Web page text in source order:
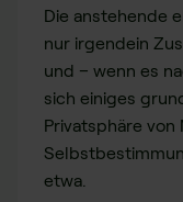
Die anstehende
nur irgendein
und – wenn es
sich einiges
Privatsphäre von
etwa.